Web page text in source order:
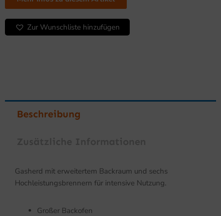
Backofen
Menge
Zur Wunschliste hinzufügen
Beschreibung
Gasherd mit erweitertem Backraum und sechs
Hochleistungsbrennern für intensive Nutzung.
Großer Backofen